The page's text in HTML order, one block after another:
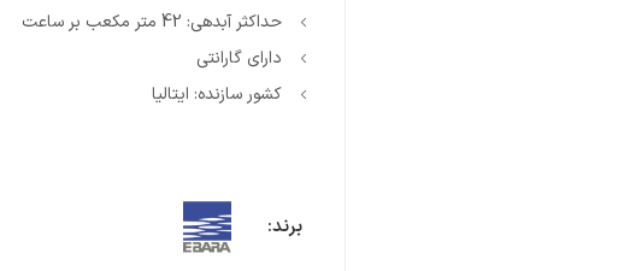
حداکثر آبدهی: 42 متر مکعب بر ساعت
دارای گارانتی
کشور سازنده: ایتالیا
برند: